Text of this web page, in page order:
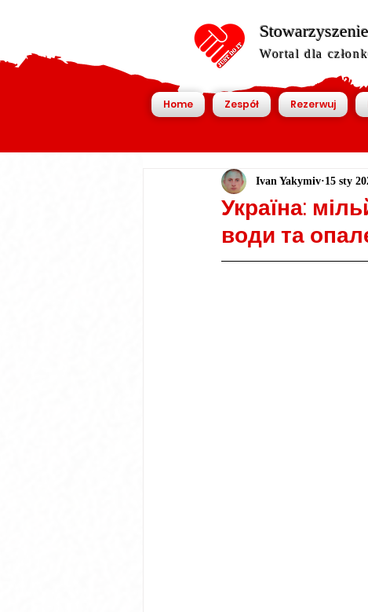
Wortal dla
Home Zespół Rezerwuj
Україна:
води та
Ivan Yakymiv 15 sty